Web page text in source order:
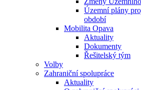
Územní plány
období
Mobilita Opava
Aktuality
Dokumenty
Řešitelský tým
Volby
Zahraniční spolupráce
Aktuality